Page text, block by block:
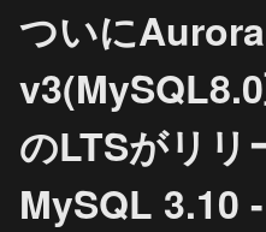
ついに
のLTSがリ
MySQL 3.10 -